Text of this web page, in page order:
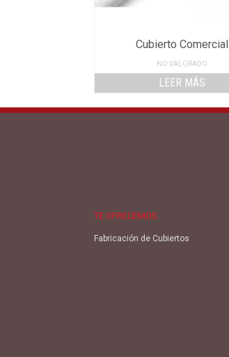
Cubierto Comercial
NO VALORADO
LEER MÁS
TE OFRECEMOS
Fabricación de Cubiertos